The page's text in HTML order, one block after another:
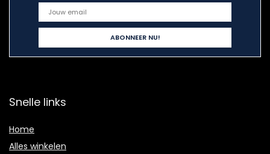
Snelle links
Home
Alles winkelen